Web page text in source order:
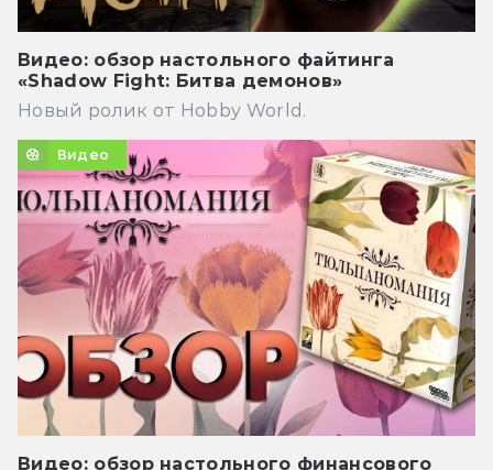
Видео: обзор настольного файтинга
«Shadow Fight: Битва демонов»
Новый ролик от Hobby World.
Видео
Видео: обзор настольного финансового